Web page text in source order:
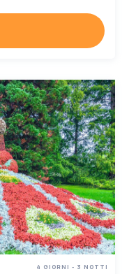
4 GIORNI - 3 NOTTI